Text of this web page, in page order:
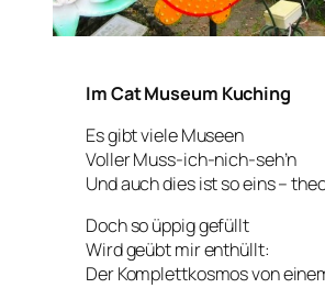
Im Cat Museum Kuching
Es gibt viele Museen
Voller Muss-ich-nich-seh’n
Und auch dies ist so eins –
Doch so üppig gefüllt
Wird geübt mir enthüllt:
Der Komplettkosmos von